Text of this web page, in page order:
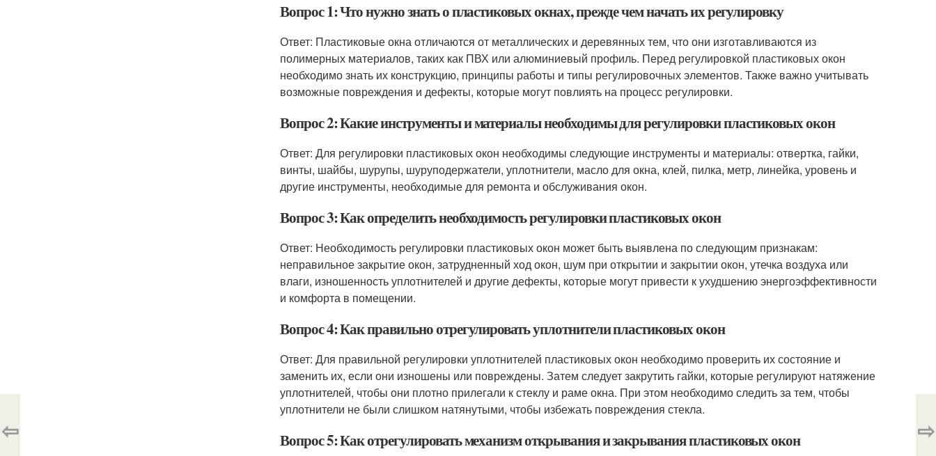
Вопрос 1: Что нужно знать о пластиковых окнах, прежде чем начать их регулировку
Ответ: Пластиковые окна отличаются от металлических и деревянных тем, что они изготавливаются из
полимерных материалов, таких как ПВХ или алюминиевый профиль. Перед регулировкой пластиковых окон
необходимо знать их конструкцию, принципы работы и типы регулировочных элементов. Также важно учитывать
возможные повреждения и дефекты, которые могут повлиять на процесс регулировки.
Вопрос 2: Какие инструменты и материалы необходимы для регулировки пластиковых окон
Ответ: Для регулировки пластиковых окон необходимы следующие инструменты и материалы: отвертка, гайки,
винты, шайбы, шурупы, шуруподержатели, уплотнители, масло для окна, клей, пилка, метр, линейка, уровень и
другие инструменты, необходимые для ремонта и обслуживания окон.
Вопрос 3: Как определить необходимость регулировки пластиковых окон
Ответ: Необходимость регулировки пластиковых окон может быть выявлена по следующим признакам:
неправильное закрытие окон, затрудненный ход окон, шум при открытии и закрытии окон, утечка воздуха или
влаги, изношенность уплотнителей и другие дефекты, которые могут привести к ухудшению энергоэффективности
и комфорта в помещении.
Вопрос 4: Как правильно отрегулировать уплотнители пластиковых окон
Ответ: Для правильной регулировки уплотнителей пластиковых окон необходимо проверить их состояние и
заменить их, если они изношены или повреждены. Затем следует закрутить гайки, которые регулируют натяжение
уплотнителей, чтобы они плотно прилегали к стеклу и раме окна. При этом необходимо следить за тем, чтобы
уплотнители не были слишком натянутыми, чтобы избежать повреждения стекла.
Вопрос 5: Как отрегулировать механизм открывания и закрывания пластиковых окон
⇦ ⇨